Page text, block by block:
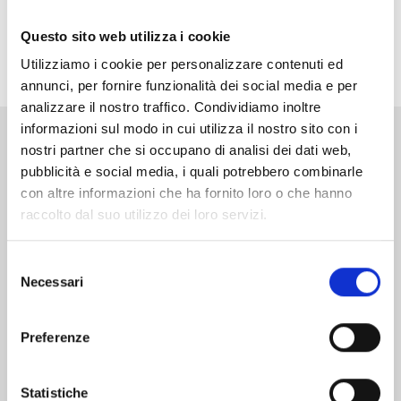
Questo sito web utilizza i cookie
Utilizziamo i cookie per personalizzare contenuti ed
annunci, per fornire funzionalità dei social media e per
analizzare il nostro traffico. Condividiamo inoltre
informazioni sul modo in cui utilizza il nostro sito con i
nostri partner che si occupano di analisi dei dati web,
pubblicità e social media, i quali potrebbero combinarle
con altre informazioni che ha fornito loro o che hanno
raccolto dal suo utilizzo dei loro servizi.
delNecessari
Preferenze
Statistiche
Altri volumi della serie